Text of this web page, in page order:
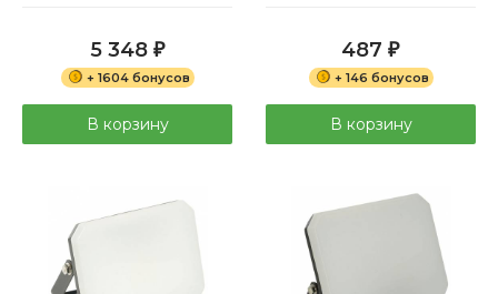
5 348 ₽
+ 1604 бонусов
В корзину
487 ₽
+ 146 бонусов
В корзину